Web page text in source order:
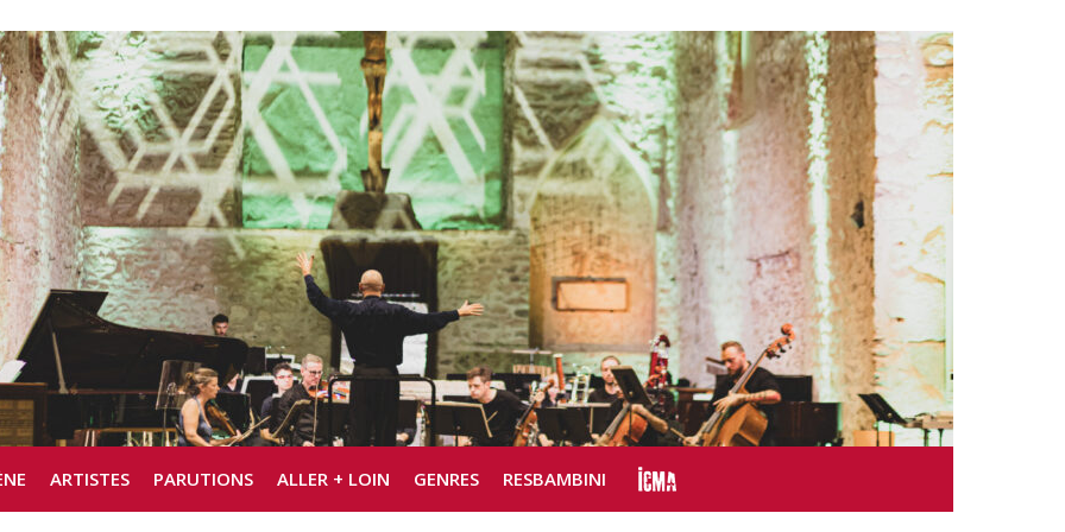
ARTISTES PARUTIONS ALLER + LOIN GENRES RESBAMBINI